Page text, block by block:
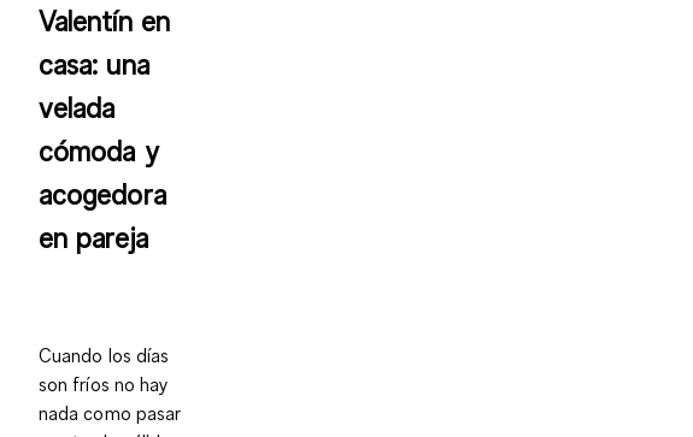
Valentín en
casa: una
velada
cómoda y
acogedora
en pareja
Cuando los días
son fríos no hay
nada como pasar